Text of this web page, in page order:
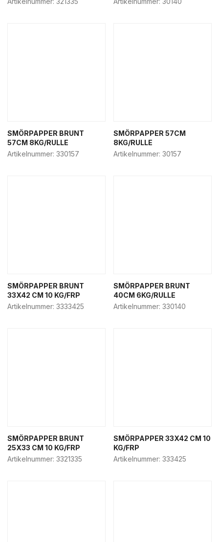
SMÖRPAPPER BRUNT
57CM 8KG/RULLE
Artikelnummer: 330157
SMÖRPAPPER 57CM
8KG/RULLE
Artikelnummer: 30157
SMÖRPAPPER BRUNT
33X42 CM 10 KG/FRP
Artikelnummer: 3333425
SMÖRPAPPER BRUNT
40CM 6KG/RULLE
Artikelnummer: 330140
SMÖRPAPPER BRUNT
25X33 CM 10 KG/FRP
Artikelnummer: 3321335
SMÖRPAPPER 33X42 CM 10
KG/FRP
Artikelnummer: 333425